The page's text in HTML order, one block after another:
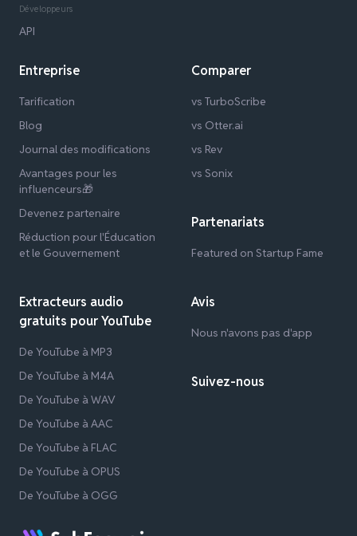
Développeurs
API
Entreprise
Tarification
Blog
Journal des modifications
Avantages pour les
influenceurs🎁
Devenez partenaire
Réduction pour l'Éducation
et le Gouvernement
Extracteurs audio
gratuits pour YouTube
De YouTube à MP3
De YouTube à M4A
De YouTube à WAV
De YouTube à AAC
De YouTube à FLAC
De YouTube à OPUS
De YouTube à OGG
Comparer
vs TurboScribe
vs Otter.ai
vs Rev
vs Sonix
Partenariats
Featured on Startup Fame
Avis
Nous n'avons pas d'app
Suivez-nous